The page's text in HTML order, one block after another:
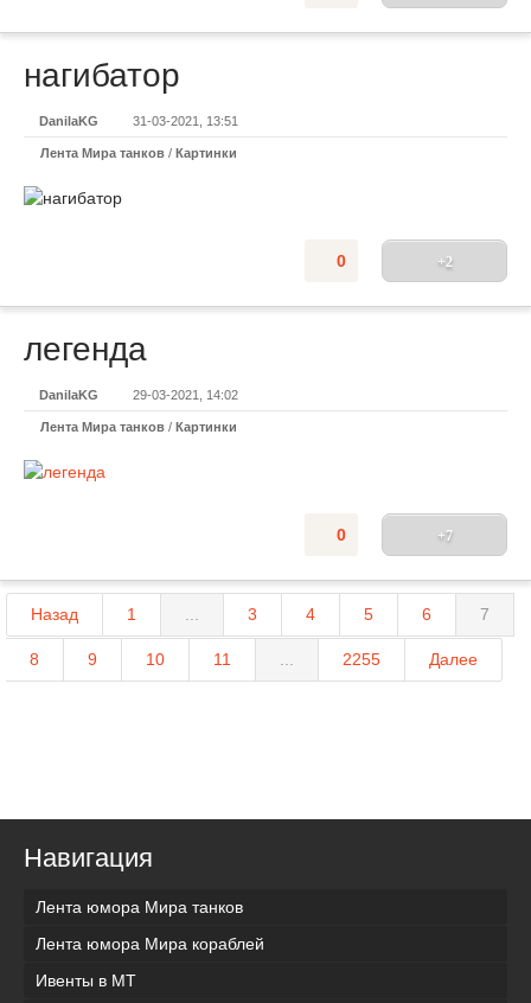
нагибатор
DanilaKG 31-03-2021, 13:51
Лента Мира танков / Картинки
+2
0
легенда
DanilaKG 29-03-2021, 14:02
Лента Мира танков / Картинки
+7
0
Назад 1 3 4 5 6 7
8 9 10 11 2255 Далее
Навигация
Лента юмора Мира танков
Лента юмора Мира кораблей
Ивенты в МТ